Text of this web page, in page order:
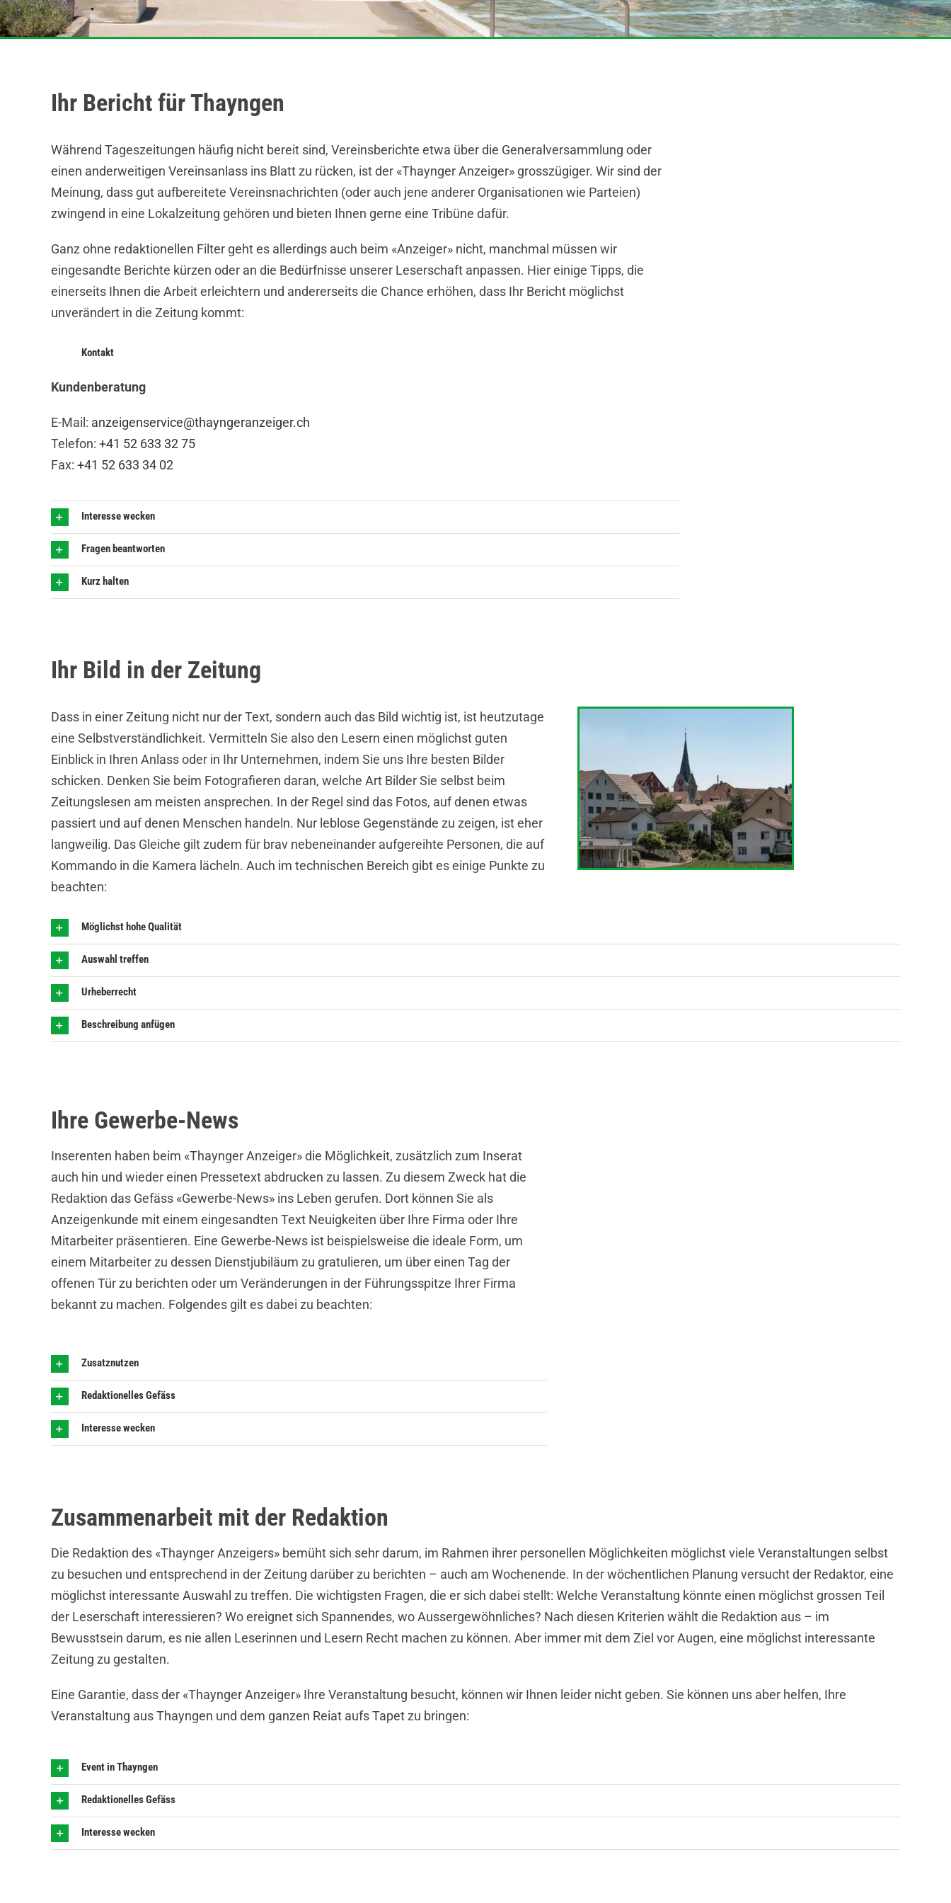
Ihr Bericht für Thayngen
Während Tageszeitungen häufig nicht bereit sind, Vereinsberichte etwa über die Generalversammlung oder
einen anderweitigen Vereinsanlass ins Blatt zu rücken, ist der «Thaynger Anzeiger» grosszügiger. Wir sind der
Meinung, dass gut aufbereitete Vereinsnachrichten (oder auch jene anderer Organisationen wie Parteien)
zwingend in eine Lokalzeitung gehören und bieten Ihnen gerne eine Tribüne dafür.
Ganz ohne redaktionellen Filter geht es allerdings auch beim «Anzeiger» nicht, manchmal müssen wir
eingesandte Berichte kürzen oder an die Bedürfnisse unserer Leserschaft anpassen. Hier einige Tipps, die
einerseits Ihnen die Arbeit erleichtern und andererseits die Chance erhöhen, dass Ihr Bericht möglichst
unverändert in die Zeitung kommt:
Kontakt
Kundenberatung
E-Mail: anzeigenservice@thayngeranzeiger.ch
Telefon: +41 52 633 32 75
Fax: +41 52 633 34 02
Interesse wecken
Fragen beantworten
Kurz halten
Ihr Bild in der Zeitung
Dass in einer Zeitung nicht nur der Text, sondern auch das Bild wichtig ist, ist heutzutage
eine Selbstverständlichkeit. Vermitteln Sie also den Lesern einen möglichst guten
Einblick in Ihren Anlass oder in Ihr Unternehmen, indem Sie uns Ihre besten Bilder
schicken. Denken Sie beim Fotografieren daran, welche Art Bilder Sie selbst beim
Zeitungslesen am meisten ansprechen. In der Regel sind das Fotos, auf denen etwas
passiert und auf denen Menschen handeln. Nur leblose Gegenstände zu zeigen, ist eher
langweilig. Das Gleiche gilt zudem für brav nebeneinander aufgereihte Personen, die auf
Kommando in die Kamera lächeln. Auch im technischen Bereich gibt es einige Punkte zu
beachten:
Möglichst hohe Qualität
Auswahl treffen
Urheberrecht
Beschreibung anfügen
Ihre Gewerbe-News
Inserenten haben beim «Thaynger Anzeiger» die Möglichkeit, zusätzlich zum Inserat
auch hin und wieder einen Pressetext abdrucken zu lassen. Zu diesem Zweck hat die
Redaktion das Gefäss «Gewerbe-News» ins Leben gerufen. Dort können Sie als
Anzeigenkunde mit einem eingesandten Text Neuigkeiten über Ihre Firma oder Ihre
Mitarbeiter präsentieren. Eine Gewerbe-News ist beispielsweise die ideale Form, um
einem Mitarbeiter zu dessen Dienstjubiläum zu gratulieren, um über einen Tag der
offenen Tür zu berichten oder um Veränderungen in der Führungsspitze Ihrer Firma
bekannt zu machen. Folgendes gilt es dabei zu beachten:
Zusatznutzen
Redaktionelles Gefäss
Interesse wecken
Zusammenarbeit mit der Redaktion
Die Redaktion des «Thaynger Anzeigers» bemüht sich sehr darum, im Rahmen ihrer personellen Möglichkeiten möglichst viele Veranstaltungen selbst
zu besuchen und entsprechend in der Zeitung darüber zu berichten – auch am Wochenende. In der wöchentlichen Planung versucht der Redaktor, eine
möglichst interessante Auswahl zu treffen. Die wichtigsten Fragen, die er sich dabei stellt: Welche Veranstaltung könnte einen möglichst grossen Teil
der Leserschaft interessieren? Wo ereignet sich Spannendes, wo Aussergewöhnliches? Nach diesen Kriterien wählt die Redaktion aus – im
Bewusstsein darum, es nie allen Leserinnen und Lesern Recht machen zu können. Aber immer mit dem Ziel vor Augen, eine möglichst interessante
Zeitung zu gestalten.
Eine Garantie, dass der «Thaynger Anzeiger» Ihre Veranstaltung besucht, können wir Ihnen leider nicht geben. Sie können uns aber helfen, Ihre
Veranstaltung aus Thayngen und dem ganzen Reiat aufs Tapet zu bringen:
Event in Thayngen
Redaktionelles Gefäss
Interesse wecken